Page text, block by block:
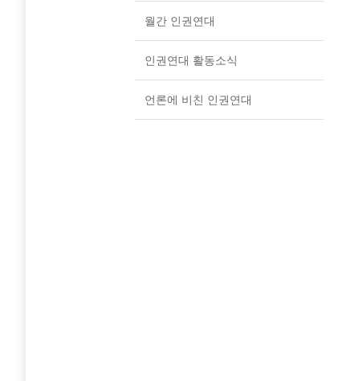
월간 인권연대
인권연대 활동소식
언론에 비친 인권연대